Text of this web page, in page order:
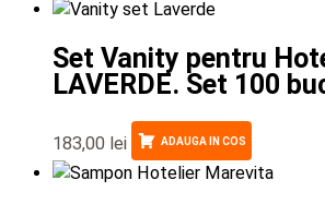
Set Vanity pentru
LAVERDE. Set 100
183,00 lei ADAUGA IN COS